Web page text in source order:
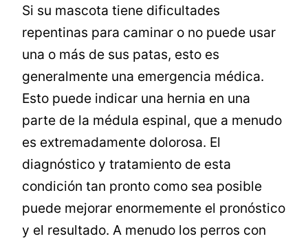
Si su mascota tiene dificultades
repentinas para caminar o no puede usar
una o más de sus patas, esto es
generalmente una emergencia médica.
Esto puede indicar una hernia en una
parte de la médula espinal, que a menudo
es extremadamente dolorosa. El
diagnóstico y tratamiento de esta
condición tan pronto como sea posible
puede mejorar enormemente el pronóstico
y el resultado. A menudo los perros con